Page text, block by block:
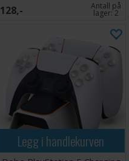
128,- Antall på
lager:2
Legg i handlekurven